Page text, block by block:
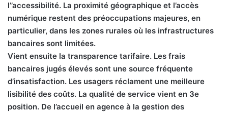
l’’accessibilité. La proximité géographique et l’accès
numérique restent des préoccupations majeures, en
particulier, dans les zones rurales où les infrastructures
bancaires sont limitées.
Vient ensuite la transparence tarifaire. Les frais
bancaires jugés élevés sont une source fréquente
d’insatisfaction. Les usagers réclament une meilleure
lisibilité des coûts. La qualité de service vient en 3e
position. De l’accueil en agence à la gestion des